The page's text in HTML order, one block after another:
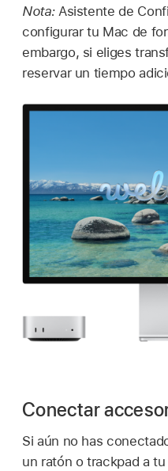
Nota: Asistente de
configurar tu Mac de
embargo, si eliges
reservar un tiempo
Conectar
Si aún no has
un ratón o trackpad a